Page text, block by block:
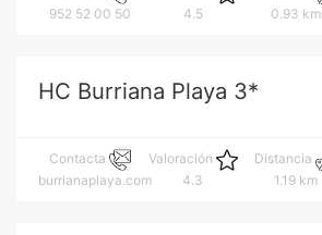
952 52 00 50
4.5
0.93 km
HC Burriana Playa 3*
Contacta
burrianaplaya.com
Valoración
4.3
Distancia
1.19 km